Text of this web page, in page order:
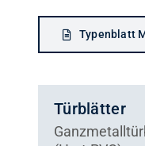
Typenblatt
Türblätter